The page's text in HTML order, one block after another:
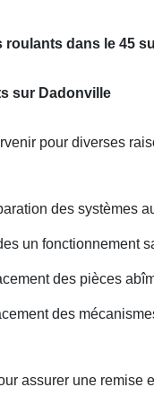
dans le 45
sur Dadonville
pour diverses
des systèmes
un fonctionnement
des pièces
des
assurer une remise